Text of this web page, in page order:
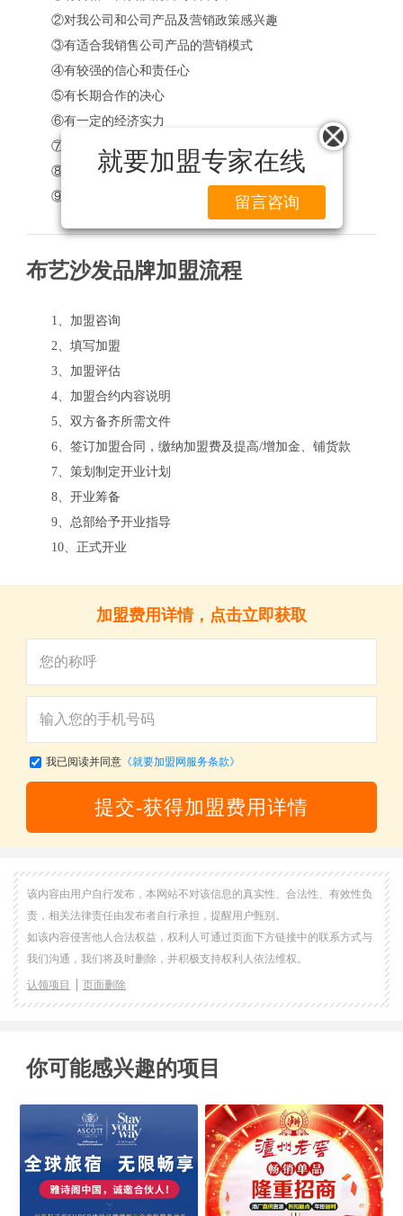
就要加盟专家在线
留言咨询
②对我公司和公司产品及营销政策感兴趣
③有适合我销售公司产品的营销模式
④有较强的信心和责任心
⑤有长期合作的决心
⑥有一定的经济实力
⑦有合格的商业信誉
⑧有较强的市场开拓能力
⑨有丰富的市场操作经验
布艺沙发品牌加盟流程
1、加盟咨询
2、填写加盟
3、加盟评估
4、加盟合约内容说明
5、双方备齐所需文件
6、签订加盟合同，缴纳加盟费及提高/增加金、铺货款
7、策划制定开业计划
8、开业筹备
9、总部给予开业指导
10、正式开业
加盟费用详情，点击立即获取
我已阅读并同意《就要加盟网服务条款》
提交-获得加盟费用详情
该内容由用户自行发布，本网站不对该信息的真实性、合法性、有效性负
责，相关法律责任由发布者自行承担，提醒用户甄别。
如该内容侵害他人合法权益，权利人可通过页面下方链接中的联系方式与
我们沟通，我们将及时删除，并积极支持权利人依法维权。
认领项目 页面删除
你可能感兴趣的项目